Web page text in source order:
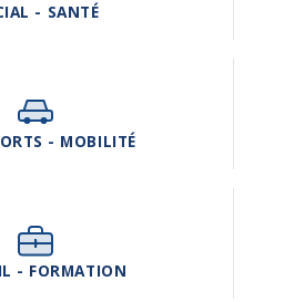
- SANTÉ
- MOBILITÉ
- FORMATION